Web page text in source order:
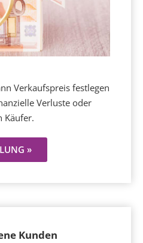
Verkaufspreis festlegen
Verluste oder
Käufer.
»
Kunden